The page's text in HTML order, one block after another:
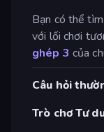
Bạn có thể
với lối chơi
ghép 3 của
Câu hỏi
Trò chơ Tư